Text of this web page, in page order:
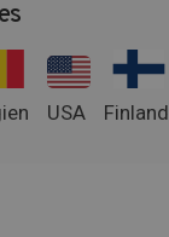
USA Finland